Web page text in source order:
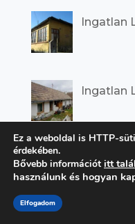
Ingatlan
Ingatlan
Ingatlan
Ez a weboldal is HTTP-
érdekében.
Bővebb információt itt talál
használunk és hogyan
Elfogadom